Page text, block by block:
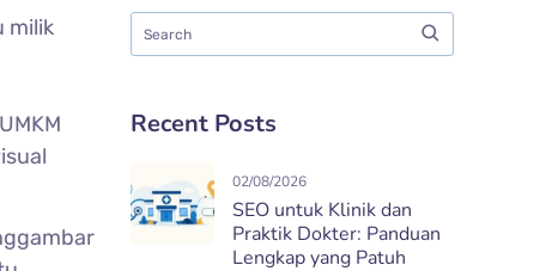
milik
Recent Posts
02/08/2026
SEO untuk Klinik dan
Praktik Dokter: Panduan
Lengkap yang Patuh